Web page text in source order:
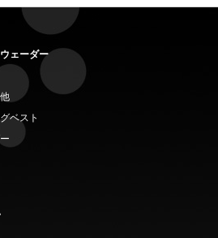
ェーダー
ベスト